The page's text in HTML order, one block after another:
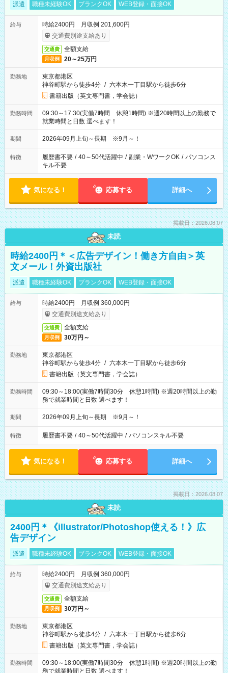
派遣 職種未経験OK ブランクOK WEB登録・面接OK
給与
時給2400円 月収例 201,600円
交通費別途支給あり
交通費 全額支給
月収例 20～25万円
勤務地
東京都港区
神谷町駅から徒歩4分 / 六本木一丁目駅から徒歩6分
書籍出版（英文専門書，学会誌）
勤務時間
09:30～17:30(実働7時間 休憩1時間) ※週20時間以上の勤務で
就業時間と日数 選べます！
期間 2026年09月上旬～長期 ※9月～！
特徴 履歴書不要 / 40～50代活躍中 / 副業・WワークOK / パソコンス
キル不要
気になる！ 応募する 詳細へ
掲載日：2026.08.07
未読
時給2400円＊＜広告デザイン！働き方自由＞英
文メール！外資出版社
派遣 職種未経験OK ブランクOK WEB登録・面接OK
給与
時給2400円 月収例 360,000円
交通費別途支給あり
交通費 全額支給
月収例 30万円～
勤務地
東京都港区
神谷町駅から徒歩4分 / 六本木一丁目駅から徒歩6分
書籍出版（英文専門書，学会誌）
勤務時間
09:30～18:00(実働7時間30分 休憩1時間) ※週20時間以上の勤
務で就業時間と日数 選べます！
期間 2026年09月上旬～長期 ※9月～！
特徴 履歴書不要 / 40～50代活躍中 / パソコンスキル不要
気になる！ 応募する 詳細へ
掲載日：2026.08.07
未読
2400円＊《illustrator/Photoshop使える！》広
告デザイン
派遣 職種未経験OK ブランクOK WEB登録・面接OK
給与
時給2400円 月収例 360,000円
交通費別途支給あり
交通費 全額支給
月収例 30万円～
勤務地
東京都港区
神谷町駅から徒歩4分 / 六本木一丁目駅から徒歩6分
書籍出版（英文専門書，学会誌）
勤務時間
09:30～18:00(実働7時間30分 休憩1時間) ※週20時間以上の勤
務で就業時間と日数 選べます！